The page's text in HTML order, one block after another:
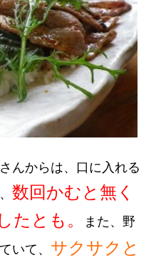
んからは、口に入れる
数回かむと無く
とも。
また、 野
いて、 サクサクと